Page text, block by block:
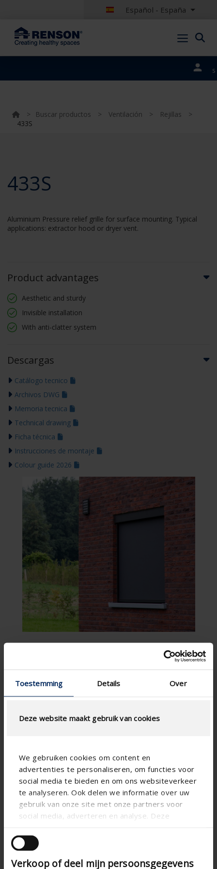
Toestemming Details Over
Deze website maakt gebruik van cookies
We gebruiken cookies om content en
advertenties te personaliseren, om functies voor
social media te bieden en om ons websiteverkeer
te analyseren. Ook delen we informatie over uw
gebruik van onze site met onze partners voor
social media, adverteren en analyse. Deze
andere informatie die u aan ze heeft verstrekt of
die ze hebben verzameld op basis van uw gebruik
van hun services.
Verkoop of deel mijn persoonsgegevens
Español - España
portales
> Buscar productos > Ventilación > Rejillas
>
433S
433S
Aluminium Pressure relief grille for surface mounting. Typical
applications: extractor hood or dryer vent.
Product advantages
Aesthetic and sturdy
Invisible installation
With anti-clatter system
Descargas
Catálogo tecnico
Archivos DWG
Memoria tecnica
Technical drawing
Ficha técnica
Instrucciones de montaje
Colour guide 2026
Especificaciones basadas en su cálculo